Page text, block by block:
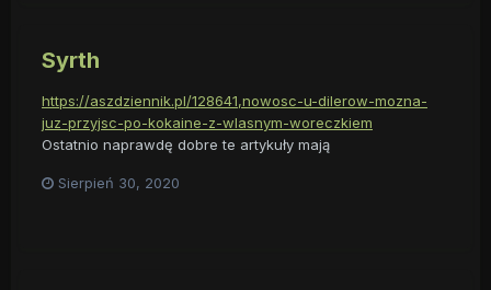
Syrth
https://aszdziennik.pl/128641,nowosc-u-dilerow-mozna-
juz-przyjsc-po-kokaine-z-wlasnym-woreczkiem
Ostatnio naprawdę dobre te artykuły mają
Sierpień 30, 2020